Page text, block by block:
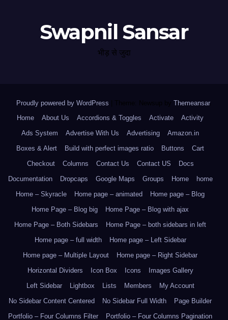
Swapnil Sansar
भीड़ से जुदा
Proudly powered by WordPress Theme: Newsup by Themeansar.
Home
About Us Accordions & Toggles Activate
Activity
Ads System
Advertise With Us Advertising
Amazon.in
Boxes & Alert
Build with perfect images ratio Buttons
Cart
Checkout
Columns Contact Us Contact US
Docs
Documentation
Dropcaps Google Maps Groups Home
home
Home – Skyracle
Home page – animated
Home page – Blog
Home Page – Blog big
Home Page – Blog with ajax
Home Page – Both Sidebars
Home Page – both sidebars in left
Home page – full width
Home page – Left Sidebar
Home page – Multiple Layout
Home page – Right Sidebar
Horizontal Dividers
Icon Box Icons
Images Gallery
Left Sidebar
Lightbox Lists Members
My Account
No Sidebar Content Centered
No Sidebar Full Width
Page Builder
Portfolio – Four Columns Filter
Portfolio – Four Columns Pagination